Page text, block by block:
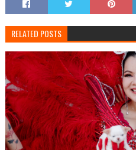
RELATED POSTS